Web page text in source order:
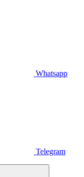
Whatsapp
Telegram